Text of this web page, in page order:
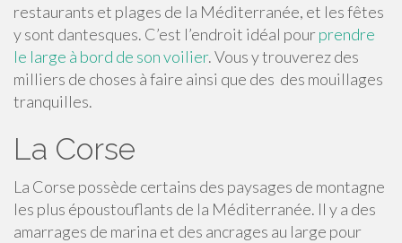
restaurants et plages de la Méditerranée, et les fêtes
y sont dantesques. C’est l’endroit idéal pourprendre
le large à bord de son voilier. Vous y trouverez des
milliers de choses à faire ainsi que des des mouillages
tranquilles.
La Corse
La Corse possède certains des paysages de montagne
les plus époustouflants de la Méditerranée. Il y a des
amarrages de marina et des ancrages au large pour